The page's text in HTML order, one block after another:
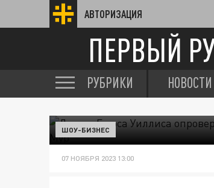
АВТОРИЗАЦИЯ
ПЕРВЫЙ
РУБРИКИ НОВОСТИ
ШОУ-БИЗНЕС
07 НОЯБРЯ 2023 13:00